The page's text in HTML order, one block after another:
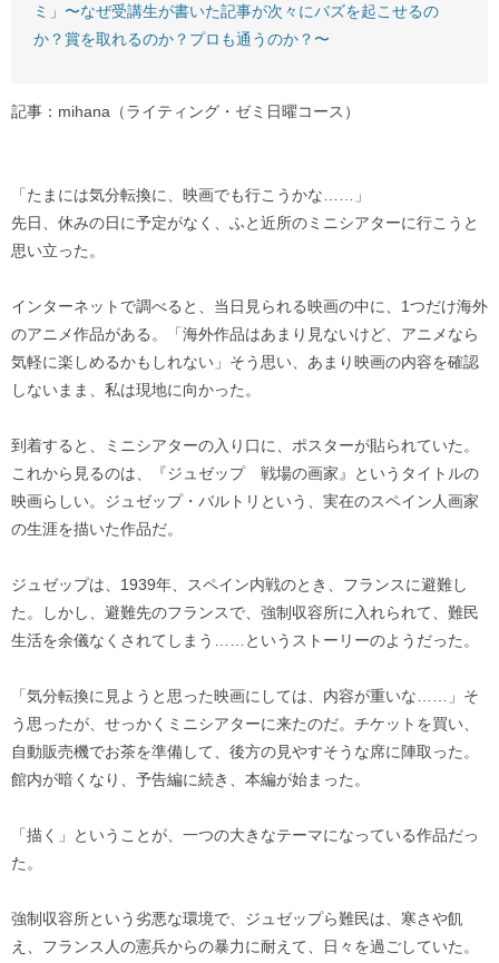
ミ」〜なぜ受講生が書いた記事が次々にバズを起こせるの
か？賞を取れるのか？プロも通うのか？〜
記事：mihana（ライティング・ゼミ日曜コース）
「たまには気分転換に、映画でも行こうかな……」
先日、休みの日に予定がなく、ふと近所のミニシアターに行こうと
思い立った。
インターネットで調べると、当日見られる映画の中に、1つだけ海外
のアニメ作品がある。「海外作品はあまり見ないけど、アニメなら
気軽に楽しめるかもしれない」そう思い、あまり映画の内容を確認
しないまま、私は現地に向かった。
到着すると、ミニシアターの入り口に、ポスターが貼られていた。
これから見るのは、『ジュゼップ 戦場の画家』というタイトルの
映画らしい。ジュゼップ・バルトリという、実在のスペイン人画家
の生涯を描いた作品だ。
ジュゼップは、1939年、スペイン内戦のとき、フランスに避難し
た。しかし、避難先のフランスで、強制収容所に入れられて、難民
生活を余儀なくされてしまう……というストーリーのようだった。
「気分転換に見ようと思った映画にしては、内容が重いな……」そ
う思ったが、せっかくミニシアターに来たのだ。チケットを買い、
自動販売機でお茶を準備して、後方の見やすそうな席に陣取った。
館内が暗くなり、予告編に続き、本編が始まった。
「描く」ということが、一つの大きなテーマになっている作品だっ
た。
強制収容所という劣悪な環境で、ジュゼップら難民は、寒さや飢
え、フランス人の憲兵からの暴力に耐えて、日々を過ごしていた。